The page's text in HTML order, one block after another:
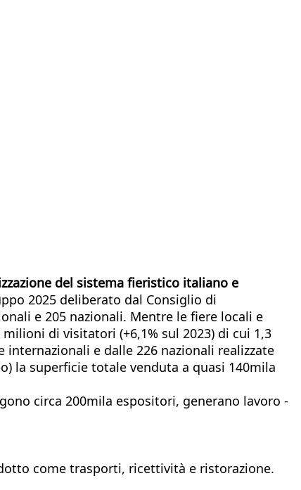
del sistema fieristico italiano e
2025 deliberato dal Consiglio di
e 205 nazionali. Mentre le fiere locali e
di visitatori (+6,1% sul 2023) di cui 1,3
e dalle 226 nazionali realizzate
la superficie totale venduta a quasi 140mila
circa 200mila espositori, generano lavoro -
come trasporti, ricettività e ristorazione.